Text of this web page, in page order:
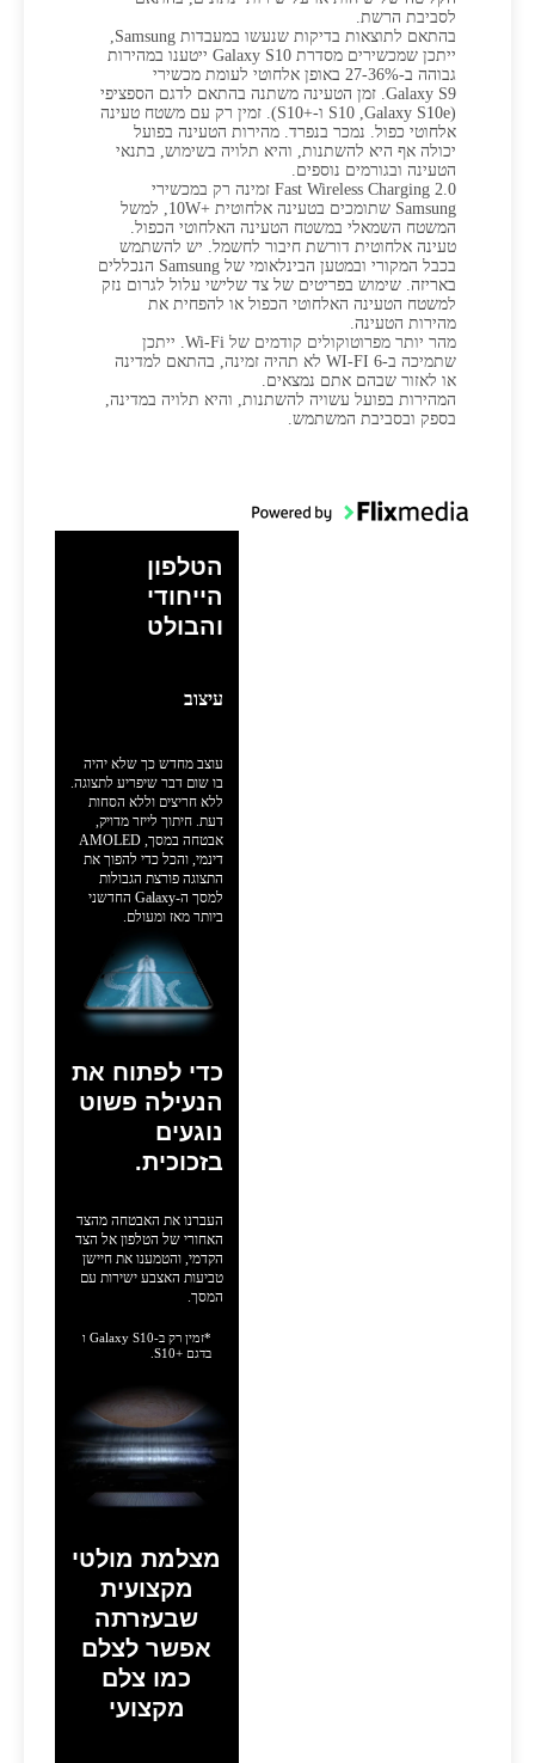
לסביבת הרשת.
בהתאם לתוצאות בדיקות שנעשו במעבדות Samsung,
ייתכן שמכשירים מסדרת Galaxy S10 ייטענו במהירות
גבוהה ב-27-36% באופן אלחוטי לעומת מכשירי
Galaxy S9. זמן הטעינה משתנה בהתאם לדגם הספציפי
(Galaxy S10e‏, S10 ו-S10+‎‎). זמין רק עם משטח טעינה
אלחוטי כפול. נמכר בנפרד. מהירות הטעינה בפועל
יכולה אף היא להשתנות, והיא תלויה בשימוש, בתנאי
הטעינה ובגורמים נוספים.
Fast Wireless Charging 2.0 זמינה רק במכשירי
Samsung שתומכים בטעינה אלחוטית 10W+‎, למשל
המשטח השמאלי במשטח הטעינה האלחוטי הכפול.
טעינה אלחוטית דורשת חיבור לחשמל. יש להשתמש
בכבל המקורי ובמטען הבינלאומי של Samsung הנכללים
באריזה. שימוש בפריטים של צד שלישי עלול לגרום נזק
למשטח הטעינה האלחוטי הכפול או להפחית את
מהירות הטעינה.
מהר יותר מפרוטוקולים קודמים של Wi-Fi. ייתכן
שתמיכה ב-WI-FI 6 לא תהיה זמינה, בהתאם למדינה
או לאזור שבהם אתם נמצאים.
המהירות בפועל עשויה להשתנות, והיא תלויה במדינה,
בספק ובסביבת המשתמש.
הטלפון
הייחודי
והבולט
עיצוב
עוצב מחדש כך שלא יהיה
בו שום דבר שיפריע לתצוגה.
ללא חריצים וללא הסחות
דעת. חיתוך לייזר מדויק,
אבטחה במסך, AMOLED
דינמי, והכל כדי להפוך את
התצוגה פורצת הגבולות
למסך ה-Galaxy החדשני
ביותר מאז ומעולם.
כדי לפתוח את
הנעילה פשוט
נוגעים
בזכוכית.
העברנו את האבטחה מהצד
האחורי של הטלפון אל הצד
הקדמי, והטמענו את חיישן
טביעות האצבע ישירות עם
המסך.
*זמין רק ב-Galaxy S10 ו
בדגם S10+‎‎.
מצלמת מולטי
מקצועית
שבעזרתה
אפשר לצלם
כמו צלם
מקצועי